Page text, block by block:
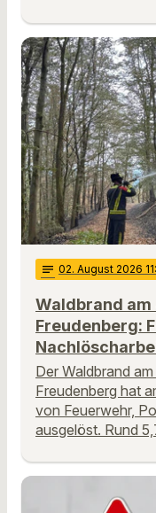
notes 02. August 2026
Waldbrand
Freudenberg:
Der Waldbrand
Freudenberg hat
von Feuerwehr,
ausgelöst. Rund